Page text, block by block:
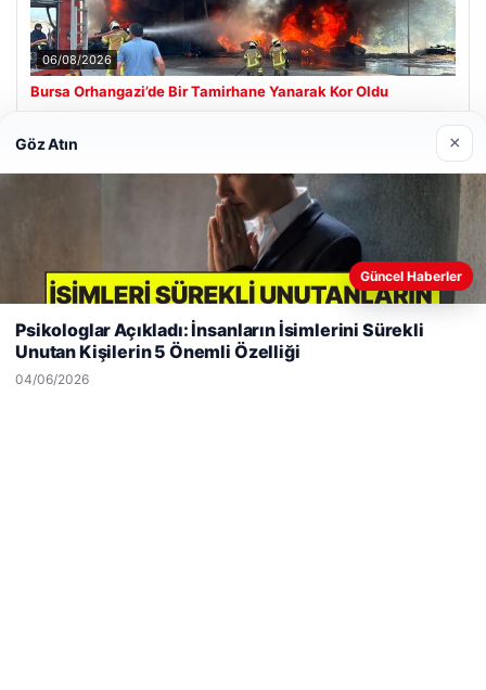
06/08/2026
Bursa Orhangazi’de Bir Tamirhane Yanarak Kor Oldu
Son Eklenen Firmalar
Web sitemizi nasıl kullandığınızı daha iyi anlayabilmek,
kullanıyoruz. Çerez Politikamız
Göz Atın ×
Güncel Haberler
Psikologlar Açıkladı: İnsanların İsimlerini Sürekli
Unutan Kişilerin 5 Önemli Özelliği
04/06/2026